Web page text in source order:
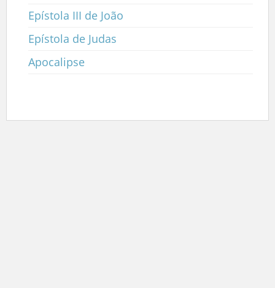
Epístola III de João
Epístola de Judas
Apocalipse